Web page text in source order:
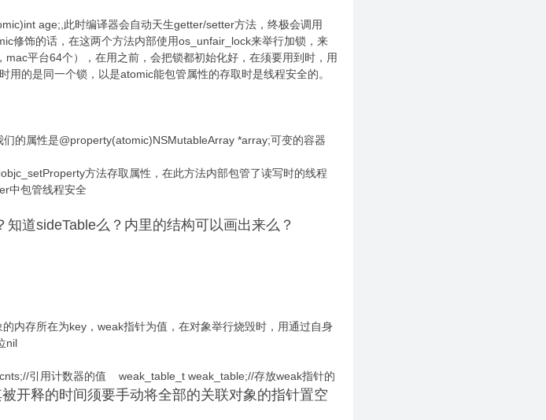
age;,此时编译器会自动天生getter/setter方法，终极会调用
修饰的话，在这两个方法内部使用os_unfair_lock来举行加锁，来
平台64个），在用之前，会把锁都初始化好，在须要用到时，用
的是同一个锁，以是atomic能包管属性的存取时是线程安全的。
的属性是@property(atomic)NSMutableArray *array;可变的容器
方法存取属性，在此方法内部包管了读写时的线程
中包管线程安全
道sideTable么？内里的结构可以画出来么？
内存所在为key，weak指针为值，在对象举行烧毁时，用通过自身
nil
引用计数器的值 weak_table_t weak_table;//存放weak指针的
开释的时间须要手动将全部的关联对象的指针置空